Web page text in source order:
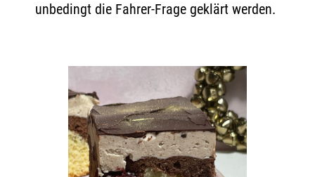
unbedingt die Fahrer-Frage geklärt werden.